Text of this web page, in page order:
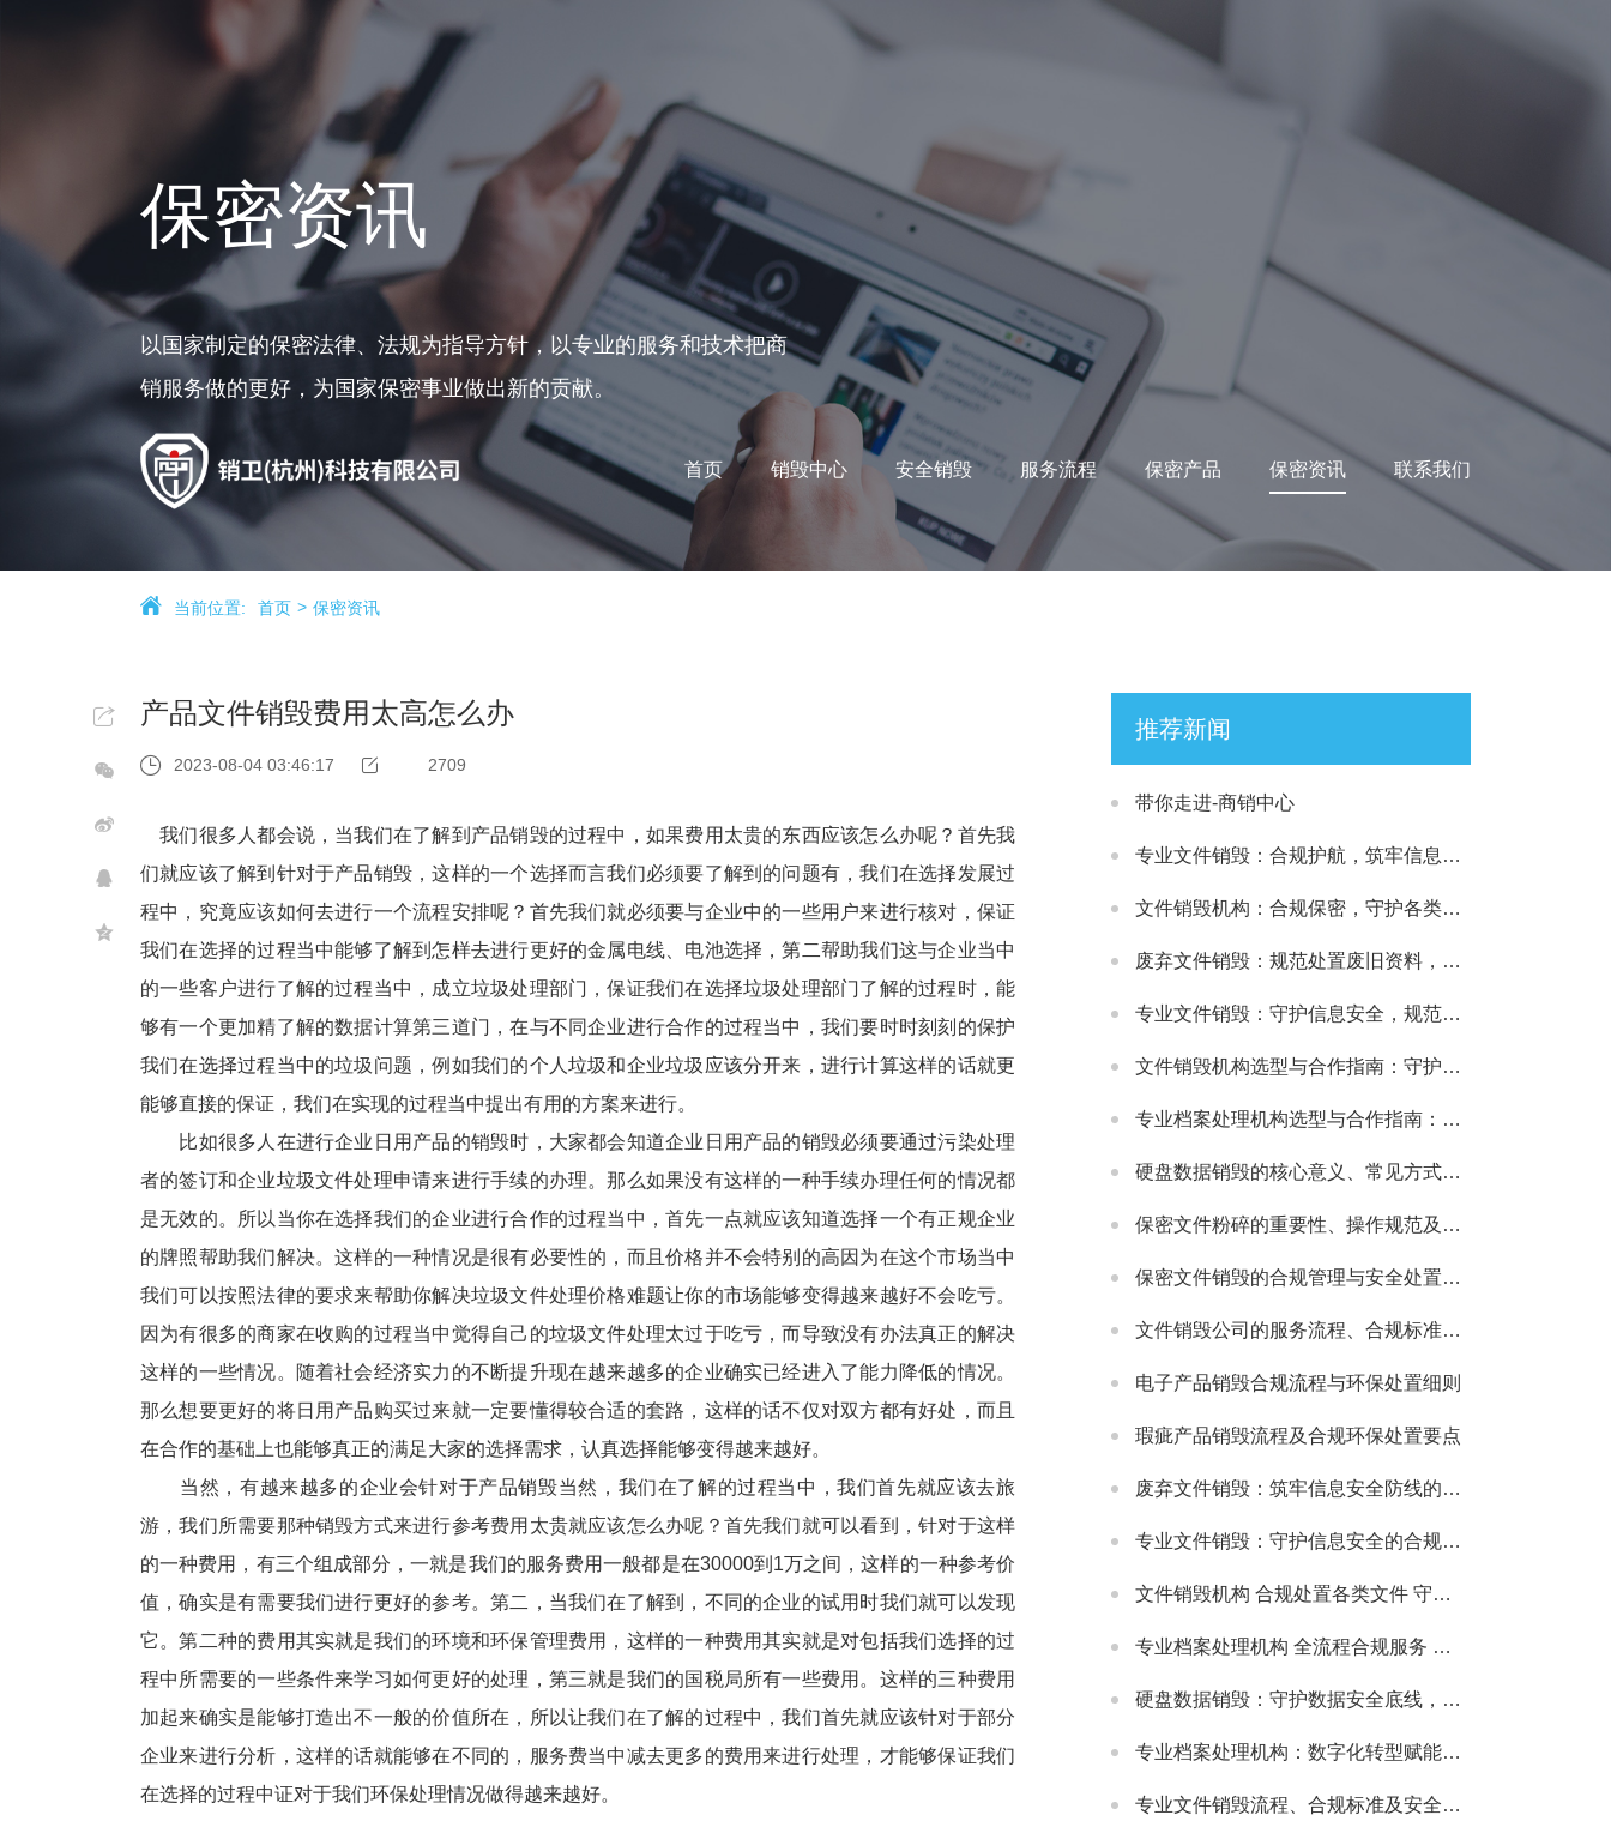
首页 销毁中心 安全销毁 服务流程 保密产品 保密资讯 联系我们
保密资讯
以国家制定的保密法律、法规为指导方针，以专业的服务和技术把商
销服务做的更好，为国家保密事业做出新的贡献。
当前位置: 首页 保密资讯
产品文件销毁费用太高怎么办
2023-08-04 03:46:17 2709
我们很多人都会说，当我们在了解到产品销毁的过程中，如果费用太贵的东西应该怎么办呢？首先我
们就应该了解到针对于产品销毁，这样的一个选择而言我们必须要了解到的问题有，我们在选择发展过
程中，究竟应该如何去进行一个流程安排呢？首先我们就必须要与企业中的一些用户来进行核对，保证
我们在选择的过程当中能够了解到怎样去进行更好的金属电线、电池选择，第二帮助我们这与企业当中
的一些客户进行了解的过程当中，成立垃圾处理部门，保证我们在选择垃圾处理部门了解的过程时，能
够有一个更加精了解的数据计算第三道门，在与不同企业进行合作的过程当中，我们要时时刻刻的保护
我们在选择过程当中的垃圾问题，例如我们的个人垃圾和企业垃圾应该分开来，进行计算这样的话就更
能够直接的保证，我们在实现的过程当中提出有用的方案来进行。
比如很多人在进行企业日用产品的销毁时，大家都会知道企业日用产品的销毁必须要通过污染处理
者的签订和企业垃圾文件处理申请来进行手续的办理。那么如果没有这样的一种手续办理任何的情况都
是无效的。所以当你在选择我们的企业进行合作的过程当中，首先一点就应该知道选择一个有正规企业
的牌照帮助我们解决。这样的一种情况是很有必要性的，而且价格并不会特别的高因为在这个市场当中
我们可以按照法律的要求来帮助你解决垃圾文件处理价格难题让你的市场能够变得越来越好不会吃亏。
因为有很多的商家在收购的过程当中觉得自己的垃圾文件处理太过于吃亏，而导致没有办法真正的解决
这样的一些情况。随着社会经济实力的不断提升现在越来越多的企业确实已经进入了能力降低的情况。
那么想要更好的将日用产品购买过来就一定要懂得较合适的套路，这样的话不仅对双方都有好处，而且
在合作的基础上也能够真正的满足大家的选择需求，认真选择能够变得越来越好。
当然，有越来越多的企业会针对于产品销毁当然，我们在了解的过程当中，我们首先就应该去旅
游，我们所需要那种销毁方式来进行参考费用太贵就应该怎么办呢？首先我们就可以看到，针对于这样
的一种费用，有三个组成部分，一就是我们的服务费用一般都是在30000到1万之间，这样的一种参考价
值，确实是有需要我们进行更好的参考。第二，当我们在了解到，不同的企业的试用时我们就可以发现
它。第二种的费用其实就是我们的环境和环保管理费用，这样的一种费用其实就是对包括我们选择的过
程中所需要的一些条件来学习如何更好的处理，第三就是我们的国税局所有一些费用。这样的三种费用
加起来确实是能够打造出不一般的价值所在，所以让我们在了解的过程中，我们首先就应该针对于部分
企业来进行分析，这样的话就能够在不同的，服务费当中减去更多的费用来进行处理，才能够保证我们
在选择的过程中证对于我们环保处理情况做得越来越好。
推荐新闻
带你走进-商销中心
专业文件销毁：合规护航，筑牢信息安全处置防线
文件销毁机构：合规保密，守护各类文件安全处置需求
废弃文件销毁：规范处置废旧资料，筑牢信息安全防线
专业文件销毁：守护信息安全，规范处理各类涉密载体
文件销毁机构选型与合作指南：守护文件安全与合规处置的可靠选择
专业档案处理机构选型与合作指南：守护档案安全与合规的可靠伙伴
硬盘数据销毁的核心意义、常见方式及安全注意事项
保密文件粉碎的重要性、操作规范及适配场景详解
保密文件销毁的合规管理与安全处置全流程解析
文件销毁公司的服务流程、合规标准及合作适配指南
电子产品销毁合规流程与环保处置细则
瑕疵产品销毁流程及合规环保处置要点
废弃文件销毁：筑牢信息安全防线的必要举措
专业文件销毁：守护信息安全的合规解决方案
文件销毁机构 合规处置各类文件 守护信息安全无忧
专业档案处理机构 全流程合规服务 助力政企档案管理提质增效
硬盘数据销毁：守护数据安全底线，主流服务公司实力解析
专业档案处理机构：数字化转型赋能，主流机构实力与行业发展解析
专业文件销毁流程、合规标准及安全防护指南